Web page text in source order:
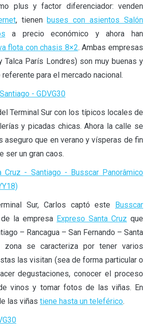
plus y factor diferenciador: venden
, tienen buses con asientos Salón
a precio económico y ahora han
flota con chasis 8×2. Ambas empresas
Talca París Londres) son muy buenas y
para el mercado nacional.
Terminal Sur con los típicos locales de
y picadas chicas. Ahora la calle se
aseguro que en verano y vísperas de fin
ser un gran caos.
Sur, Carlos captó este
Busscar
de la empresa Expreso Santa Cruz que
– Rancagua – San Fernando – Santa
zona se caracteriza por tener varios
las visitan (sea de forma particular o
degustaciones, conocer el proceso
vinos y tomar fotos de las viñas. En
las viñas tiene hasta un teleférico.